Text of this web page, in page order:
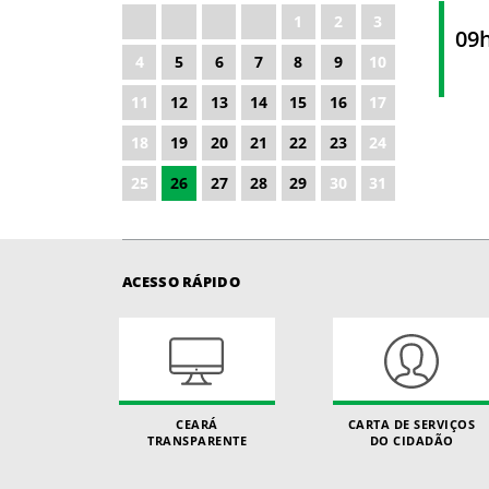
2028
1 2
3
4
5 6 7 8 9
10
11
12 13 14 15 16
17
18
19 20 21 22 23
24
25
26 27 28 29 30 31
ACESSO RÁPIDO
CEARÁ
TRANSPARENTE
CARTA DE SERVIÇOS
DO CIDADÃO